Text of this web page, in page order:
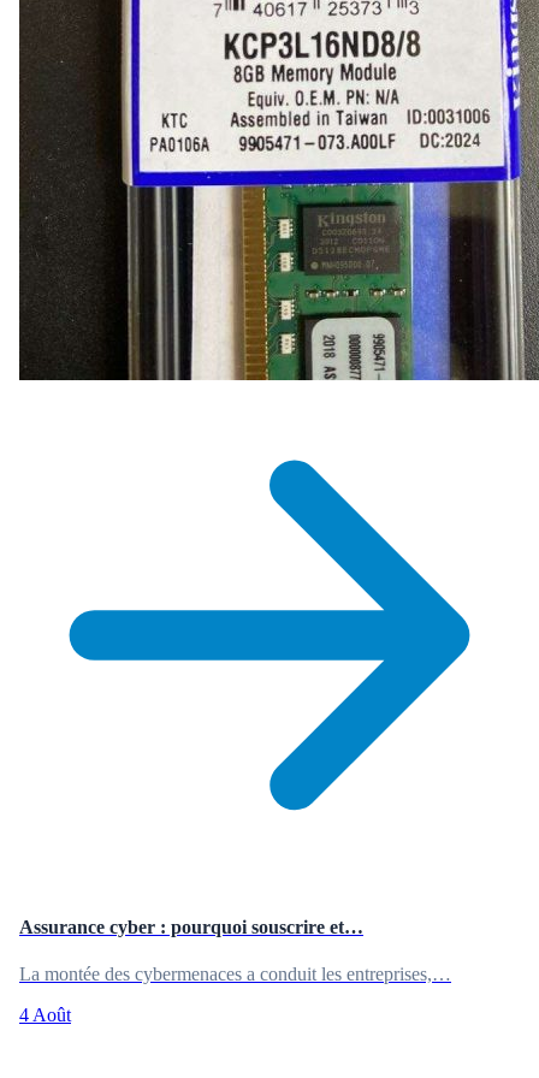
Assurance cyber : pourquoi souscrire et…
La montée des cybermenaces a conduit les entreprises,…
4 Août